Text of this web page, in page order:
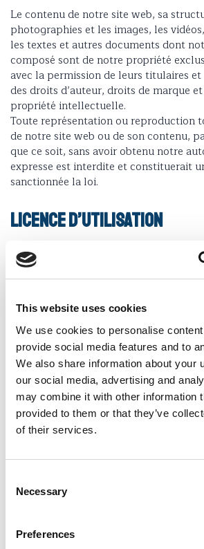
This website uses cookies
We use cookies to personalise
provide social media features and to
We also share information about your
our social media, advertising and
may combine it with other information
provided to them or that they’ve
of their services.
Selection
Necessary
Preferences
Le contenu de notre site web, sa
photographies et les images, les
les textes et autres documents dont
composé sont de notre propriété
avec la permission de leurs titulaires
des droits d’auteur, droits de marque
propriété intellectuelle.
Toute représentation ou reproduction
de notre site web ou de son contenu,
que ce soit, sans avoir obtenu notre
expresse est interdite et constituerait
sanctionnée la loi.
LICENCE D’UTILISATION
Le droit d’usage conféré à l’utilisateur
est personnel et privé. Toute
diffusion ou autre usage du contenu
prohibés. Le droit d’utilisation
l’autorisation de consulter le site web
autre usage est soumis à notre
préalable.
LIMITATION DE
Malgré le fait que nous accordions
d’attention à la création de notre site
Nous ne pouvons également pas
interruptions, dysfonctionnements,
composants préjudiciables ou que ces